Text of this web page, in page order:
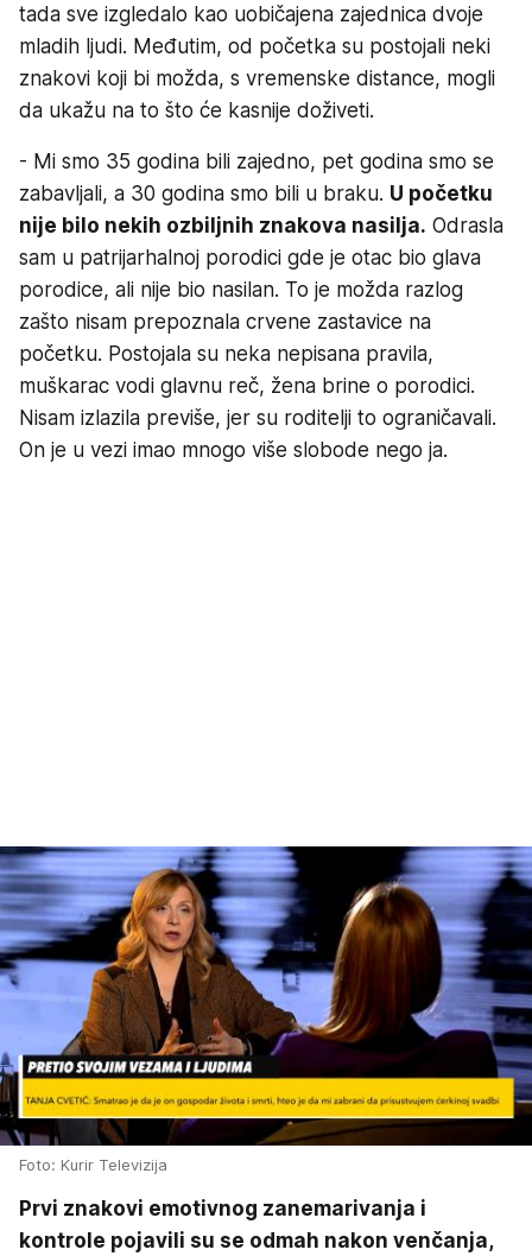
tada sve izgledalo kao uobičajena zajednica dvoje
mladih ljudi. Međutim, od početka su postojali neki
znakovi koji bi možda, s vremenske distance, mogli
da ukažu na to što će kasnije doživeti.
- Mi smo 35 godina bili zajedno, pet godina smo se
zabavljali, a 30 godina smo bili u braku. U početku
nije bilo nekih ozbiljnih znakova nasilja. Odrasla
sam u patrijarhalnoj porodici gde je otac bio glava
porodice, ali nije bio nasilan. To je možda razlog
zašto nisam prepoznala crvene zastavice na
početku. Postojala su neka nepisana pravila,
muškarac vodi glavnu reč, žena brine o porodici.
Nisam izlazila previše, jer su roditelji to ograničavali.
On je u vezi imao mnogo više slobode nego ja.
Foto: Kurir Televizija
Prvi znakovi emotivnog zanemarivanja i
kontrole pojavili su se odmah nakon venčanja,